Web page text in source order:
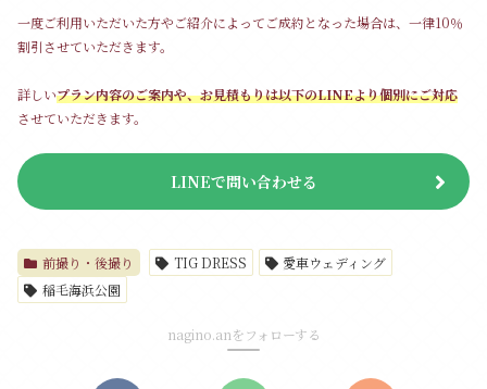
一度ご利用いただいた方やご紹介によってご成約となった場合は、一律10％
割引させていただきます。
詳しいプラン内容のご案内や、お見積もりは以下のLINEより個別にご対応
させていただきます。
LINEで問い合わせる
前撮り・後撮り TIG DRESS
愛車ウェディング
稲毛海浜公園
nagino.anをフォローする